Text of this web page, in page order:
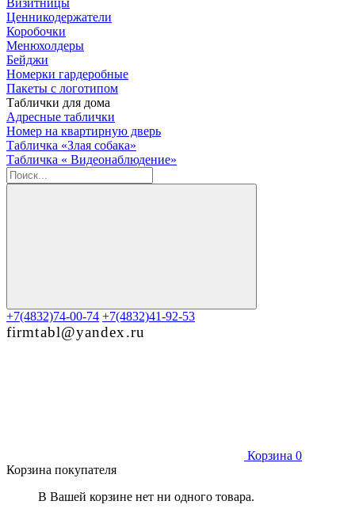
Визитницы
Ценникодержатели
Коробочки
Менюхолдеры
Бейджи
Номерки гардеробные
Пакеты с логотипом
Таблички для дома
Адресные таблички
Номер на квартирную дверь
Табличка «Злая собака»
Табличка « Видеонаблюдение»
+7(4832)74-00-74 +7(4832)41-92-53
firmtabl@yandex.ru
Корзина 0
Корзина покупателя
В Вашей корзине нет ни одного товара.